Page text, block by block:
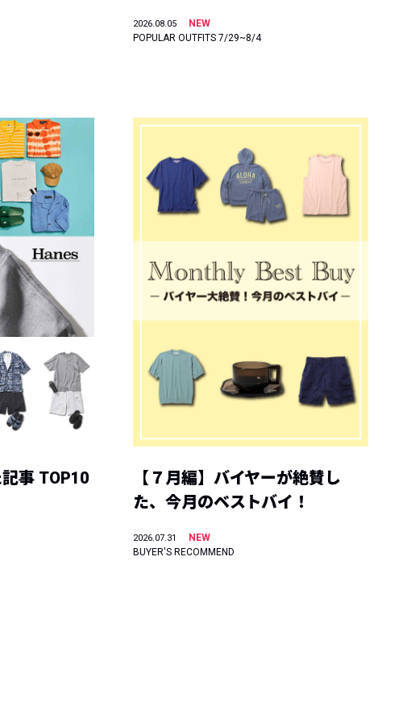
2026.08.05
NEW
POPULAR OUTFITS 7/29~8/4
事 TOP10
【７月編】バイヤーが絶賛し
た、今月のベストバイ！
2026.07.31
NEW
BUYER'S RECOMMEND